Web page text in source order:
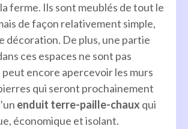
ferme. Ils sont meublés de tout le
de façon relativement simple,
décoration. De plus, une partie
ces espaces ne sont pas
encore apercevoir les murs
qui seront prochainement
enduit terre-paille-chaux qui
économique et isolant.